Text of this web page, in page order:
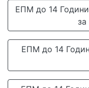
ЕПМ до 14
ЕПМ до 14